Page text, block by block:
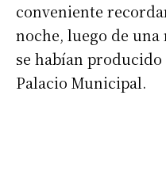
conveniente
noche, luego de
se habían
Palacio Municipal.